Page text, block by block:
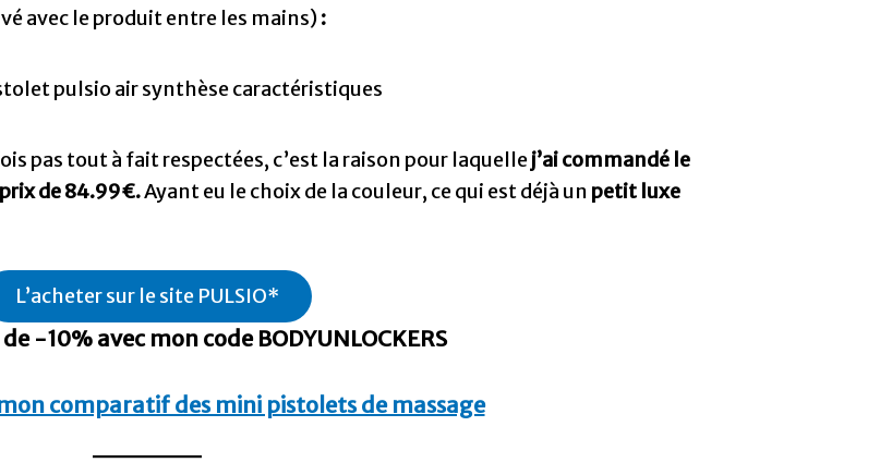
avec le produit entre les mains) :
pas tout à fait respectées, c’est la raison pour laquellej’ai commandé le
prix de 84.99€.Ayant eu le choix de la couleur, ce qui est déjà un petit luxe
L’acheter sur le site PULSIO*
-10% avec mon code BODYUNLOCKERS
comparatif des mini pistolets de massage